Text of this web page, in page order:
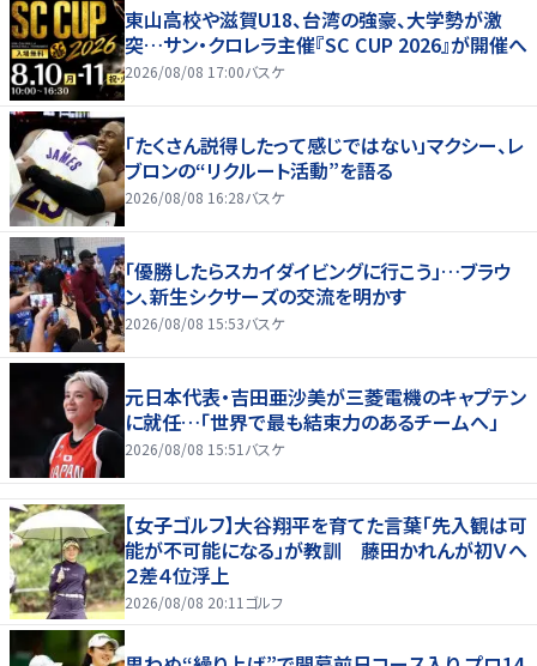
東山高校や滋賀U18、台湾の強豪、大学勢が激
突…サン・クロレラ主催『SC CUP 2026』が開催へ
2026/08/08 17:00バスケ
「たくさん説得したって感じではない」マクシー、レ
ブロンの“リクルート活動”を語る
2026/08/08 16:28バスケ
「優勝したらスカイダイビングに行こう」…ブラウ
ン、新生シクサーズの交流を明かす
2026/08/08 15:53バスケ
元日本代表・吉田亜沙美が三菱電機のキャプテン
に就任…「世界で最も結束力のあるチームへ」
2026/08/08 15:51 バスケ
【女子ゴルフ】大谷翔平を育てた言葉「先入観は可
能が不可能になる」が教訓 藤田かれんが初Ｖへ
２差４位浮上
2026/08/08 20:11 ゴルフ